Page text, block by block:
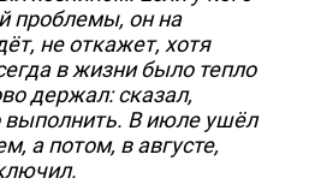
проблемы, он на
не откажет, хотя
в жизни было тепло
держал: сказал,
выполнить. В июле ушёл
а потом, в августе,